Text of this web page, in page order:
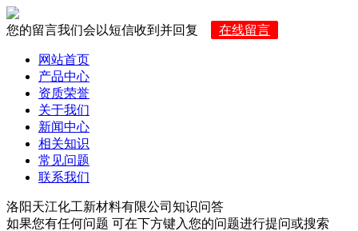
您的留言我们会以短信收到并回复 在线留言
网站首页
产品中心
资质荣誉
关于我们
新闻中心
相关知识
常见问题
联系我们
洛阳天江化工新材料有限公司知识问答
如果您有任何问题 可在下方键入您的问题进行提问或搜索